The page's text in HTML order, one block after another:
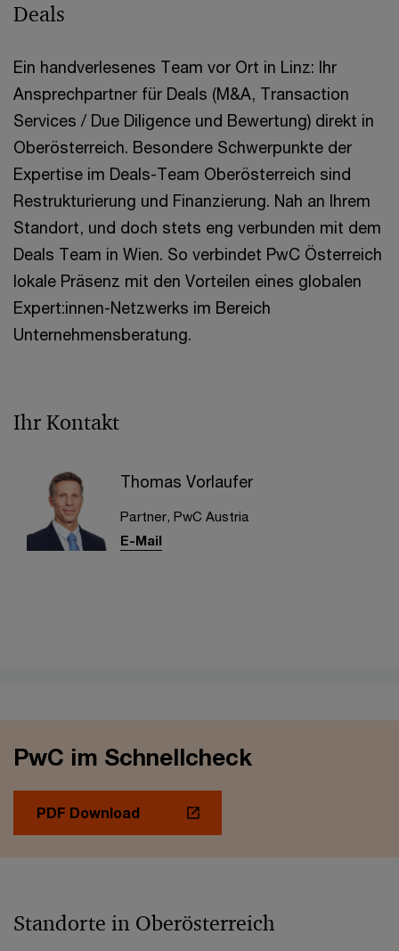
Deals
Ein handverlesenes Team vor Ort in Linz: Ihr
Ansprechpartner für Deals (M&A, Transaction
Services / Due Diligence und Bewertung) direkt in
Oberösterreich. Besondere Schwerpunkte der
Expertise im Deals-Team Oberösterreich sind
Restrukturierung und Finanzierung. Nah an Ihrem
Standort, und doch stets eng verbunden mit dem
Deals Team in Wien. So verbindet PwC Österreich
lokale Präsenz mit den Vorteilen eines globalen
Expert:innen-Netzwerks im Bereich
Unternehmensberatung.
Ihr Kontakt
Thomas Vorlaufer
Partner, PwC Austria
E-Mail
PwC im Schnellcheck
PDF Download
Standorte in Oberösterreich